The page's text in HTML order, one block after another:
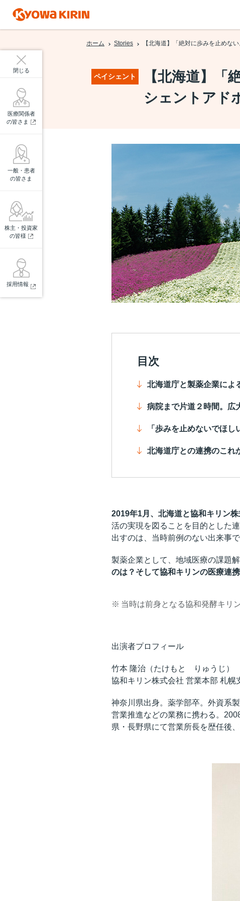
閉じる
医療関係者
の皆さま
一般・患者
の皆さま
株主・投資家
の皆様
採用情報
ホーム Stories 【北海道】「絶対に歩みを止めな
ペイシェント
【北海道】「
シェントアド
目次
北海道庁と製薬企業によ
病院まで片道２時間。広
「歩みを止めないでほ
北海道庁との連携のこれ
2019年1月、北海道と協和キリン
活の実現を図ることを目的とした
出すのは、当時前例のない出来事で
製薬企業として、地域医療の課題
のは？そして協和キリンの医療連
※ 当時は前身となる協和発酵キリ
出演者プロフィール
竹本 隆治（たけもと りゅうじ）
協和キリン株式会社 営業本部 札幌
神奈川県出身。薬学部卒。外資系
営業推進などの業務に携わる。
県・長野県にて営業所長を歴任後